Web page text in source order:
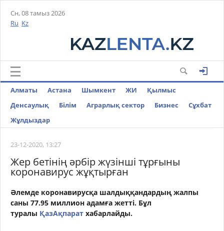
Сн, 08 тамыз 2026
Ru Kz
Алматы Астана Шымкент ЖИ
Қылмыс
Денсаулық
Білім Аграрлық сектор Бизнес
Cұхбат
Жұлдыздар
23-12-2020, 13:27
Жер бетінің әрбір жүзінші тұрғыны
коронавирус жұқтырған
Әлемде коронавирусқа шалдыққандардың жалпы
саны 77.95 миллион адамға жетті. Бұл
туралы ҚазАқпарат хабарлайды.